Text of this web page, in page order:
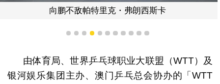
向鹏不敌帕特里克・弗朗西斯卡
1 2 3 4 5 6 7 8 9 1011
由体育局、世界乒乓球职业大联盟（WTT）及
银河娱乐集团主办、澳门乒乓总会协办的「WTT